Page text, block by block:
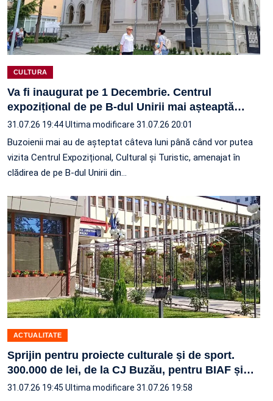
CULTURA
Va fi inaugurat pe 1 Decembrie. Centrul
expozițional de pe B-dul Unirii mai așteaptă…
31.07.26 19:44Ultima modificare 31.07.26 20:01
Buzoienii mai au de așteptat câteva luni până când vor putea
vizita Centrul Expozițional, Cultural și Turistic, amenajat în
clădirea de pe B-dul Unirii din…
ACTUALITATE
Sprijin pentru proiecte culturale și de sport.
300.000 de lei, de la CJ Buzău, pentru BIAF și…
31.07.26 19:45 Ultima modificare 31.07.26 19:58